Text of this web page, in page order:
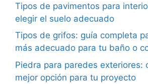
Tipos de pavimentos para
elegir el suelo adecuado
Tipos de grifos: guía completa
más adecuado para tu baño o
Piedra para paredes exteriores:
mejor opción para tu proyecto